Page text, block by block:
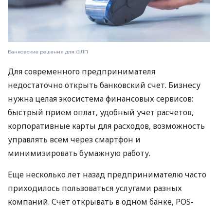
Банковские решения для ФЛП
Для современного предпринимателя
недостаточно открыть банковский счет. Бизнесу
нужна целая экосистема финансовых сервисов:
быстрый прием оплат, удобный учет расчетов,
корпоративные карты для расходов, возможность
управлять всем через смартфон и
минимизировать бумажную работу.
Еще несколько лет назад предпринимателю часто
приходилось пользоваться услугами разных
компаний. Счет открывать в одном банке, POS-